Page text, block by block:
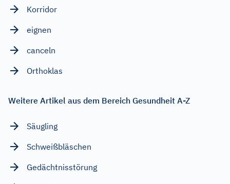
Korridor
eignen
canceln
Orthoklas
Weitere Artikel aus dem Bereich Gesundheit A-Z
Säugling
Schweißbläschen
Gedächtnisstörung